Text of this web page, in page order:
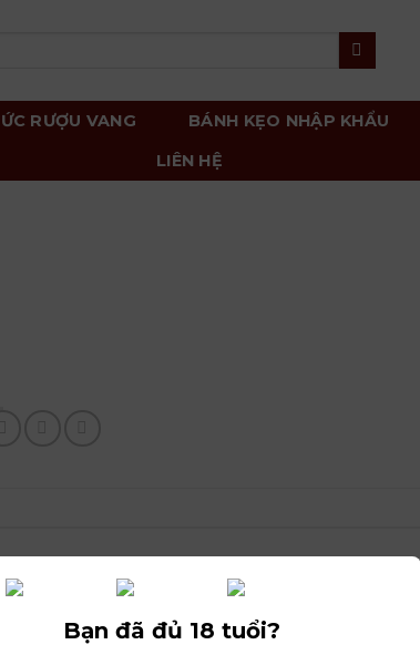
RƯỢU VANG BÁNH KẸO NHẬP KHẨU
LIÊN HỆ
Bạn đã đủ 18 tuổi?